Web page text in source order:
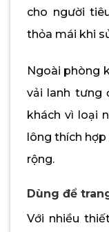
cho người
thỏa mái khi
Ngoài phòng
vải lanh tưng
khách vì loại
lông thích hợp
rộng.
Dùng để
Với nhiều